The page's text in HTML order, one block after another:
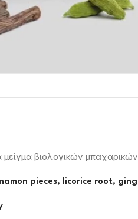
μείγμα βιολογικών
pieces, licorice root,